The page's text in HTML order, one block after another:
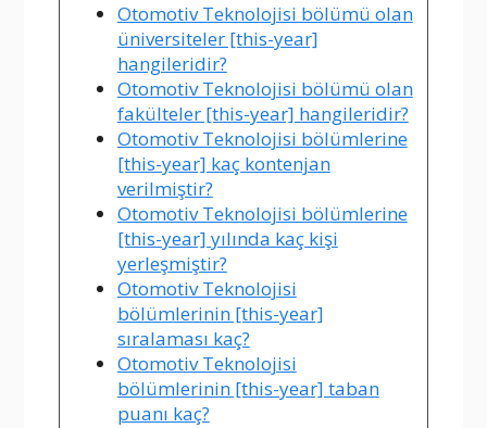
Otomotiv Teknolojisi bölümü olan
üniversiteler [this-year]
hangileridir?
Otomotiv Teknolojisi bölümü olan
fakülteler [this-year] hangileridir?
Otomotiv Teknolojisi bölümlerine
[this-year] kaç kontenjan
verilmiştir?
Otomotiv Teknolojisi bölümlerine
[this-year] yılında kaç kişi
yerleşmiştir?
Otomotiv Teknolojisi
bölümlerinin [this-year]
sıralaması kaç?
Otomotiv Teknolojisi
bölümlerinin [this-year] taban
puanı kaç?